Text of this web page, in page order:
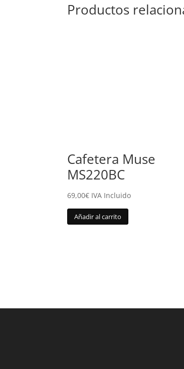
Productos
Cafetera Muse
MS220BC
69,00€ IVA Incluido
Añadir al carrito